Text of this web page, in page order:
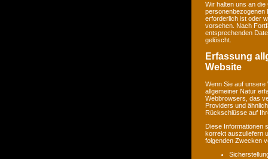
Wir halten uns an
personenbezogenen
erforderlich ist oder
vorsehen. Nach
entsprechenden
gelöscht.
Erfassung
Website
Wenn Sie auf
allgemeiner Natur
Webbrowsers, das
Providers und
Rückschlüsse auf
Diese Informationen
korrekt auszuliefern
folgenden Zwecken